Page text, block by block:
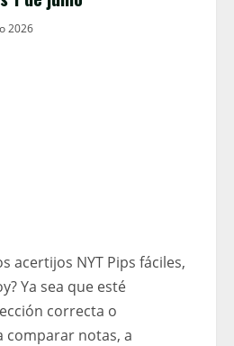
2026
acertijos NYT Pips fáciles,
Ya sea que esté
correcta o
comparar notas, a